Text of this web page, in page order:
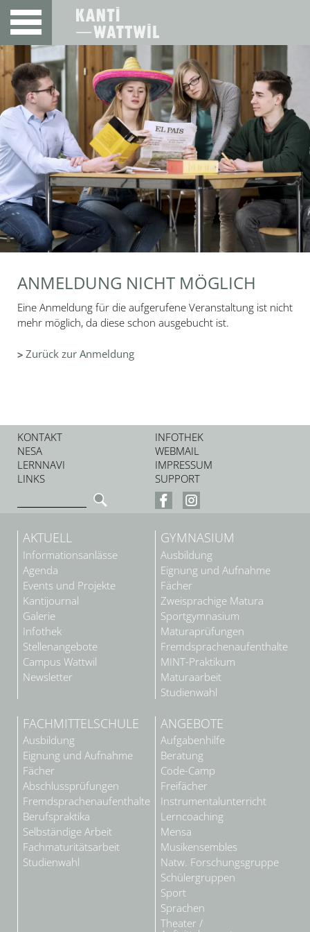
ANMELDUNG NICHT MÖGLICH
Eine Anmeldung für die aufgerufene Veranstaltung ist nicht
mehr möglich, da diese schon ausgebucht ist.
Zurück zur Anmeldung
KONTAKT
INFOTHEK
NESA
WEBMAIL
LERNNAVI
IMPRESSUM
LINKS
SUPPORT
AKTUELL
Informationsanlässe
Agenda
Events und Projekte
Kantijournal
Galerie
Infothek
Stellenangebote
Campus Wattwil
Newsletter
GYMNASIUM
Ausbildung
Eignung und Aufnahme
Fächer
Zweisprachige Matura
Sportgymnasium
Maturaprüfungen
Fremdsprachenaufenthalte
MINT-Praktikum
Maturaarbeit
Studienwahl
FACHMITTELSCHULE
Ausbildung
Eignung und Aufnahme
Fächer
Abschlussprüfungen
Fremdsprachenaufenthalte
Berufspraktika
Selbständige Arbeit
Fachmaturitätsarbeit
Studienwahl
ANGEBOTE
Aufgabenhilfe
Beratung
Code-Camp
Freifächer
Instrumentalunterricht
Lerncoaching
Mensa
Musikensembles
Natw. Forschungsgruppe
Schülergruppen
Sport
Sprachen
Theater /